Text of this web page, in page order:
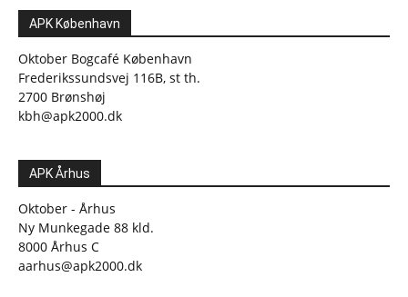
APK København
Oktober Bogcafé København
Frederikssundsvej 116B, st th.
2700 Brønshøj
kbh@apk2000.dk
APK Århus
Oktober - Århus
Ny Munkegade 88 kld.
8000 Århus C
aarhus@apk2000.dk